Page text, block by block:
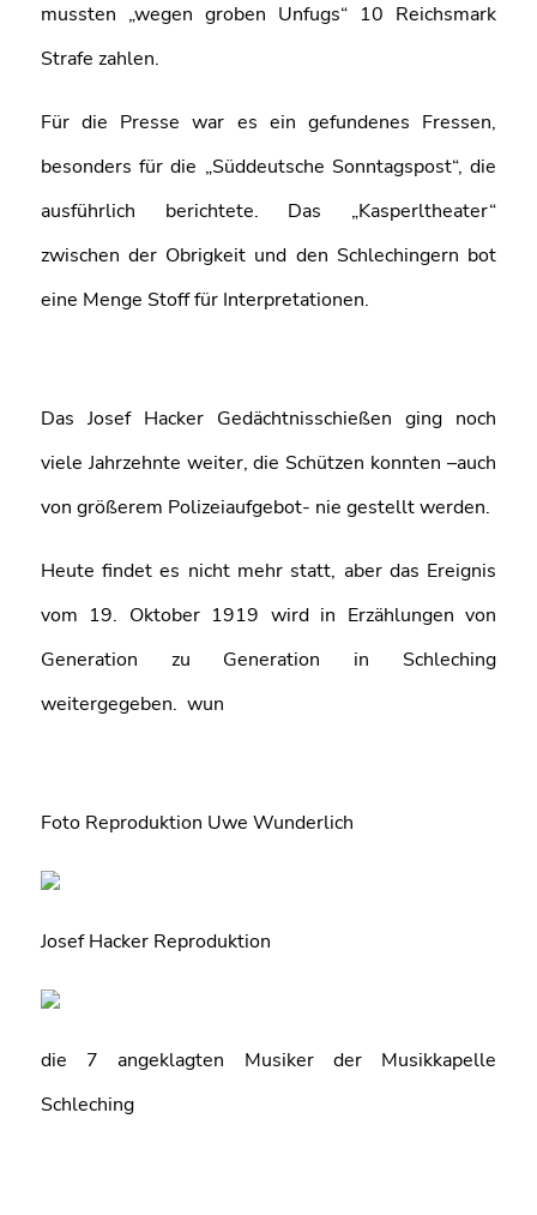
mussten „wegen groben Unfugs“ 10 Reichsmark
Strafe zahlen.
Für die Presse war es ein gefundenes Fressen,
besonders für die „Süddeutsche Sonntagspost“, die
ausführlich berichtete. Das „Kasperltheater“
zwischen der Obrigkeit und den Schlechingern bot
eine Menge Stoff für Interpretationen.
Das Josef Hacker Gedächtnisschießen ging noch
viele Jahrzehnte weiter, die Schützen konnten –auch
von größerem Polizeiaufgebot- nie gestellt werden.
Heute findet es nicht mehr statt, aber das Ereignis
vom 19. Oktober 1919 wird in Erzählungen von
Generation zu Generation in Schleching
weitergegeben. wun
Foto Reproduktion Uwe Wunderlich
Josef Hacker Reproduktion
die 7 angeklagten Musiker der Musikkapelle
Schleching